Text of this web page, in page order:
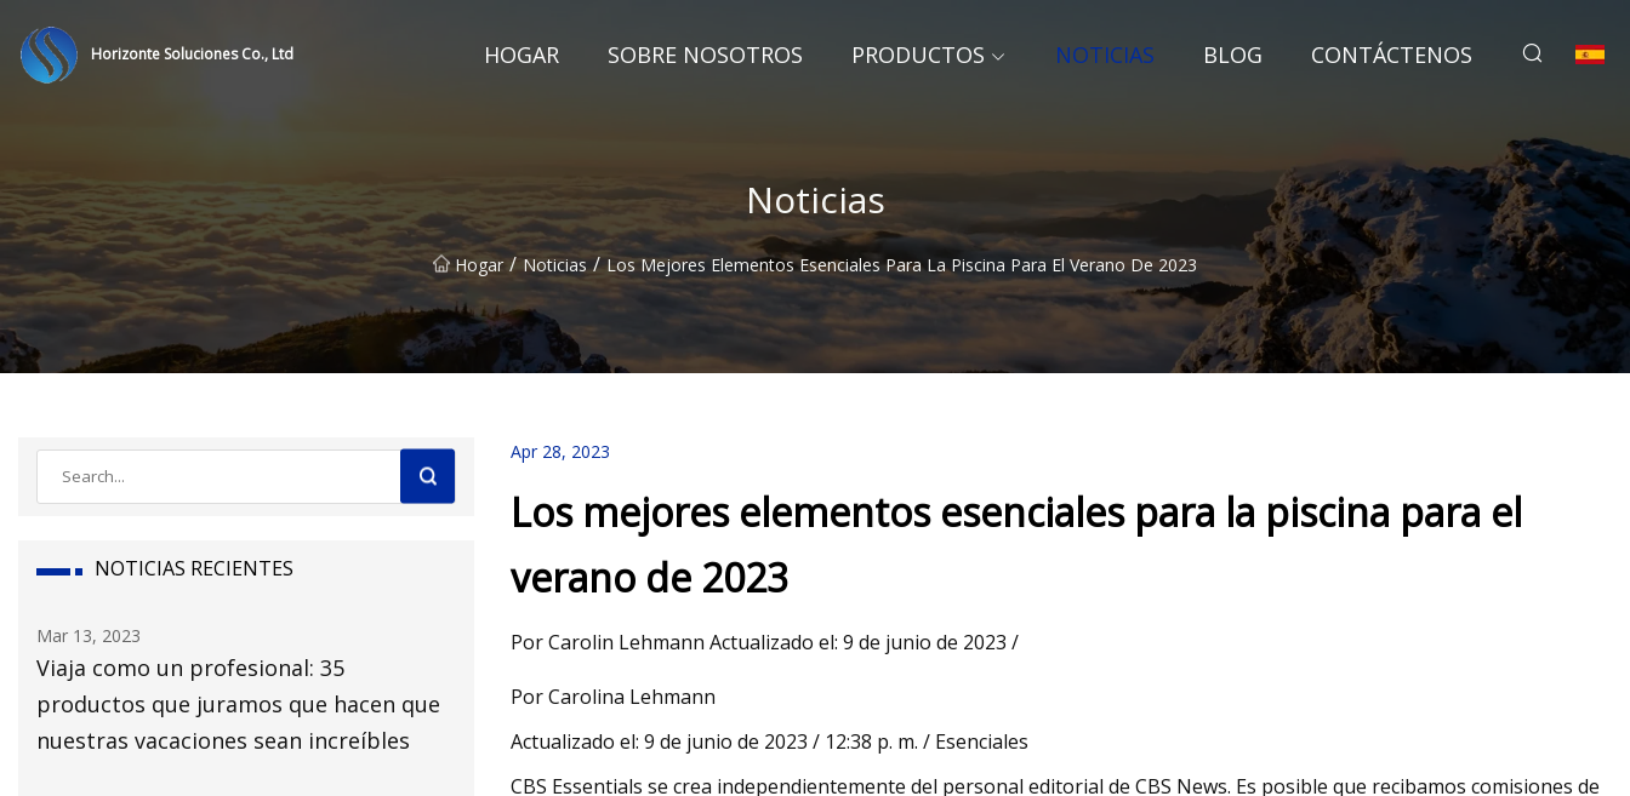
Horizonte Soluciones Co., Ltd HOGAR SOBRE NOSOTROS PRODUCTOS NOTICIAS BLOG CONTÁCTENOS
Noticias
Hogar / Noticias / Los Mejores Elementos Esenciales Para La Piscina Para El Verano De 2023
NOTICIAS RECIENTES
13, 2023
como un profesional: 35
que juramos que hacen que
vacaciones sean increíbles
Mar 15, 2023
US$ 600 mil millones, a nivel mundial,
para 2030 a una CAGR del 7,8 %:
Absolute Markets Insights
Mar 07, 2023
favoritas
Apr 28, 2023
Los mejores elementos esenciales para la piscina para el
verano de 2023
Por Carolin Lehmann Actualizado el: 9 de junio de 2023 /
Por Carolina Lehmann
Actualizado el: 9 de junio de 2023 / 12:38 p. m. / Esenciales
CBS Essentials se crea independientemente del personal editorial de CBS News. Es posible que recibamos comisiones de